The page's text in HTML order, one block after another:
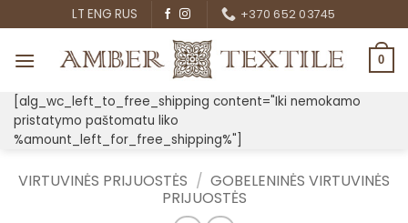
to
content
LT ENG RUS +370 652 03745
0
[alg_wc_left_to_free_shipping content="Iki nemokamo
pristatymo paštomatu liko
%amount_left_for_free_shipping%"]
VIRTUVINĖS PRIJUOSTĖS / GOBELENINĖS VIRTUVINĖS
PRIJUOSTĖS